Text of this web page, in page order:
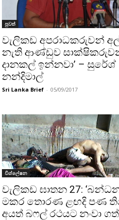
පුවත්
වැලිකඩ අපරාධකරුවන්
‍‍‍‍‍‍‍‍‍‍‍‍‍‍‍‍‍‍‍‍‍‍‍‍‍‍‍‍නැති ආණ්ඩුව
දානකල් ඉන්නවා’ – සුරේශ්
නන්දිමාල්
Sri Lanka Brief - 05/09/2017
විශ්ලේෂන
වැලිකඩ ඝාතන 27:
මකර තොරණ ළඟදි පණ
අයත් බෆල් රථයට නංවා